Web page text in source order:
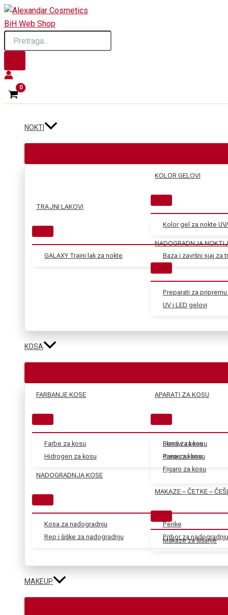
Skip
to
content
Products
search
NOKTI
TRAJNI LAKOVI
GALAXY Trajni lak za nokte Baza i završni sjaj za
KOLOR GELOVI
Kolor gel za nokte
NADOGRADNJA
Preparati za pripremu
UV i LED gelovi
KOSA
FARBANJE KOSE
Farbe za kosu
Hidrogen za kosu
Blanš za kosu
Kana za kosu
NADOGRADNJA KOSE
Kosa za nadogradnju
Rep i šiške za nadogradnju
Perike
Pribor za
APARATI ZA KOSU
Fenovi za kosu
Prese za kosu
Figaro za kosu
MAKAZE – ČETKE –
Makaze za šišanje
MAKEUP